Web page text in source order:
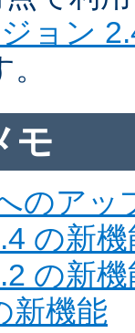
ョン
モ
のアッ
の新機
の新機
新機能